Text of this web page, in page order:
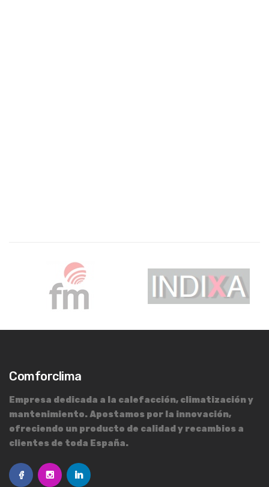
Comforclima
Empresa dedicada a la calefacción, climatización y
mantenimiento. Apostamos por la innovación,
ofreciendo un producto de calidad y recambios a
clientes de toda España.